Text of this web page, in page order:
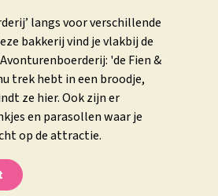
langs voor verschillende
bakkerij vind je vlakbij de
'de Fien &
trek hebt in een broodje,
ze hier. Ook zijn er
en parasollen waar je
op de attractie.